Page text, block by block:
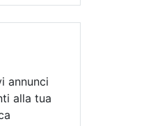
annunci
alla tua